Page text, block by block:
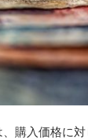
購入価格に